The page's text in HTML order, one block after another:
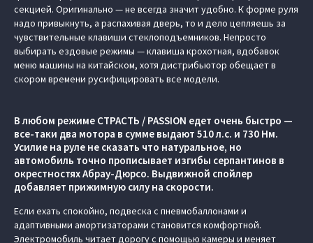
секцией. Оригинально — не всегда значит удобно. К форме руля
надо привыкнуть, а распахивая дверь, то и дело цепляешь за
чувствительные клавиши стеклоподъемников. Непросто
выбирать ездовые режимы — клавиша крохотная, вдобавок
меню машины на китайском, хотя дистрибьютор обещает в
скором времени русифицировать все модели.
В любом режиме СТРАСТЬ / PASSION едет очень быстро —
все-таки два мотора в сумме выдают 510 л.с. и 730 Нм.
Усилие на руле не сказать что натуральное, но
автомобиль точно прописывает изгибы серпантинов в
окрестностях Абрау-Дюрсо. Выдвижной спойлер
добавляет прижимную силу на скорости.
Если ехать спокойно, подвеска с пневмобаллонами и
адаптивными амортизаторами становится комфортной.
Электромобиль читает дорогу с помощью камеры и меняет